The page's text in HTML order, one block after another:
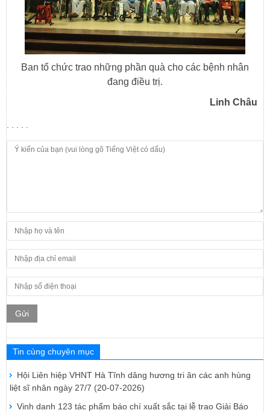
Ban tổ chức trao những phần quà cho các bệnh nhân
đang điều trị.
Linh Châu
. . . . .
Gửi
Tin cùng chuyên mục
Hội Liên hiệp VHNT Hà Tĩnh dâng hương tri ân các anh hùng
liệt sĩ nhân ngày 27/7 (20-07-2026)
Vinh danh 123 tác phẩm báo chí xuất sắc tại lễ trao Giải Báo